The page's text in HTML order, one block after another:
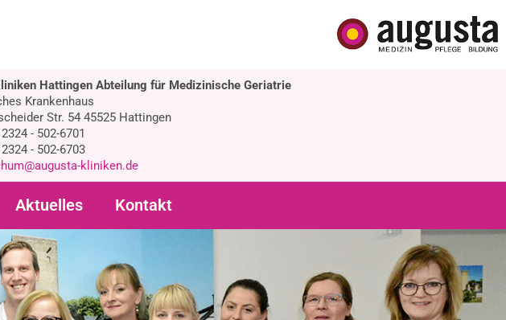
Hattingen Abteilung für Medizinische Geriatrie
Krankenhaus
Str. 54 45525 Hattingen
- 502-6701
- 502-6703
kliniken.de
Aktuelles Kontakt